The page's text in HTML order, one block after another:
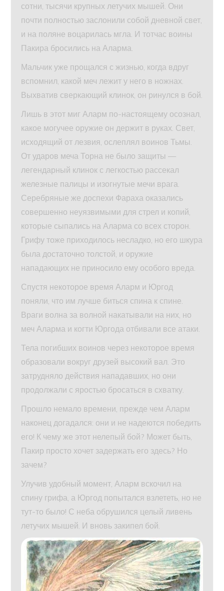
сотни, тысячи крупных летучих мышей. Они
почти полностью заслонили собой дневной свет,
и на поляне воцарилась мгла. И тотчас воины
Пакира бросились на Аларма.
Мальчик уже прощался с жизнью, когда вдруг
вспомнил, какой меч лежит у него в ножнах.
Выхватив сверкающий клинок, он ринулся в бой.
Лишь в этот миг Аларм по-настоящему осознал,
какое могучее оружие он держит в руках. Свет,
исходящий от лезвия, ослеплял воинов Тьмы.
От ударов меча Торна не было защиты —
легендарный клинок с легкостью рассекал
железные палицы и изогнутые мечи врага.
Серебряные же доспехи Фараха оказались
совершенно неуязвимыми для стрел и копий,
которые сыпались на Аларма со всех сторон.
Грифу тоже приходилось несладко, но его шкура
была достаточно толстой, и оружие
нападающих не приносило ему особого вреда.
Спустя некоторое время Аларм и Юргод
поняли, что им лучше биться спина к спине.
Враги волна за волной накатывали на них, но
меч Аларма и когти Юргода отбивали все атаки.
Тела погибших воинов через некоторое время
образовали вокруг друзей высокий вал. Это
затрудняло действия нападавших, но они
продолжали с яростью бросаться в схватку.
Прошло немало времени, прежде чем Аларм
наконец догадался: они и не надеются победить
его! К чему же этот нелепый бой? Может быть,
Пакир просто хочет задержать его здесь? Но
зачем?
Улучив удобный момент, Аларм вскочил на
спину грифа, а Юргод попытался взлететь, но не
тут-то было! С неба обрушился целый ливень
летучих мышей. И вновь закипел бой.